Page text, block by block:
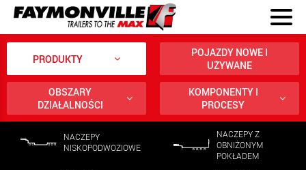
PRODUKTY
POJAZDY NOWE I
UŻYWANE
OBSZARY
DZIAŁALNOŚCI
KOMPONENTY I
PROCESY
NACZEPY
NISKOPODWOZIOWE
NACZEPY Z
OBNIŻONYM
POKŁADEM